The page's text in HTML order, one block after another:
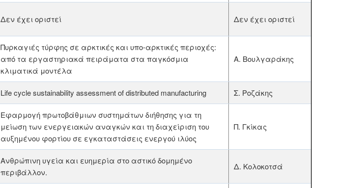
Δεν έχει οριστεί Δεν έχει οριστεί
Πυρκαγιές τύρφης σε αρκτικές και υπο-αρκτικές περιοχές:
από τα εργαστηριακά πειράματα στα παγκόσμια
κλιματικά μοντέλα
Α. Βουλγαράκης
Life cycle sustainability assessment of distributed manufacturing Σ. Ροζάκης
Εφαρμογή πρωτοβάθμιων συστημάτων διήθησης για τη
μείωση των ενεργειακών αναγκών και τη διαχείριση του
αυξημένου φορτίου σε εγκαταστάσεις ενεργού ιλύος
Π. Γκίκας
Ανθρώπινη υγεία και ευημερία στο αστικό δομημένο
περιβάλλον.
Δ. Κολοκοτσά